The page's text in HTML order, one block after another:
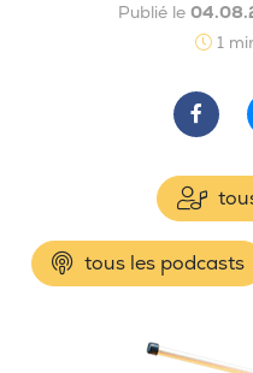
Publié le
1
tous les podcasts